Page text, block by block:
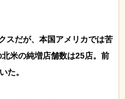
スだが、本国アメリカでは苦
米の純増店舗数は25店。前
た。